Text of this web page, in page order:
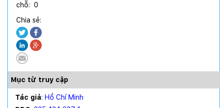
chỗ: 0
Chia sẻ:
Mục từ truy cập
Tác giả: Hồ Chí Minh